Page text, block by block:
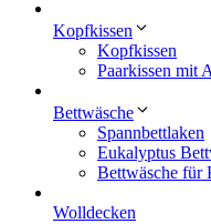
Kopfkissen
Kopfkissen
Paarkissen mit
Bettwäsche
Spannbettlaken
Eukalyptus
Bettwäsche für
Wolldecken